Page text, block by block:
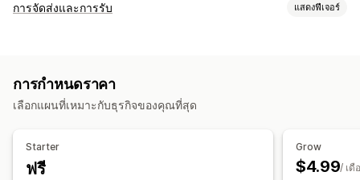
การจัดส่งและการรับ แสดงฟีเจอร์
ตัวนับเวลาถอยหลัง ข้อความที่กำหนดเอง
การติดตามแบบเรียลไทม์
การกำหนดราคา
เลือกแผนที่เหมาะกับธุรกิจของคุณที่สุด
Starter
ฟรี
Grow
$4.99/ เดื